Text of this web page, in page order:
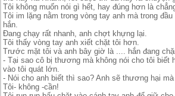
Tôi không muốn nói gì hết, hay đúng hơn là
Tôi im lặng nằm trong vòng tay anh mà trong
hắn.
Đang chạy rất nhanh, anh chợt khựng lại.
Tôi thấy vòng tay anh xiết chặt tôi hơn.
Trước mặt tôi và anh bây giờ là .... hắn đang
- Tại sao cô bị thương mà không nói cho tôi biết
vào tôi quát lớn.
- Nói cho anh biết thì sao? Anh sẽ thương hại
Tôi- không -cần!